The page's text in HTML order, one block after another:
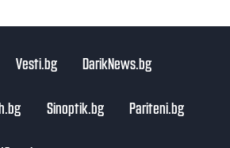
Vesti.bg DarikNews.bg
Sinoptik.bg Pariteni.bg